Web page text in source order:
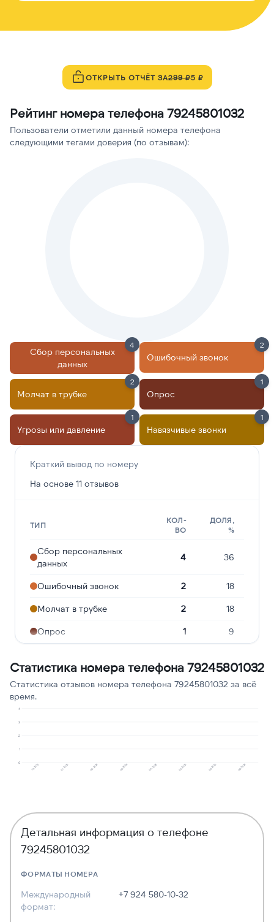
ОТКРЫТЬ ОТЧЁТ ЗА299 ₽5 ₽
Рейтинг номера телефона 79245801032
Пользователи отметили данный номера телефона
следующими тегами доверия (по отзывам):
Сбор персональных
данных
4
Ошибочный звонок
2
Молчат в трубке
2
Опрос
1
Угрозы или давление
1
Навязчивые звонки
1
Краткий вывод по номеру
На основе 11 отзывов
ТИП
КОЛ-
ВО
ДОЛЯ,
%
Сбор персональных
данных
4 36
Ошибочный звонок 2 18
Молчат в трубке 2 18
Опрос 1 9
Навязчивые звонки
Статистика номера телефона 79245801032
Статистика отзывов номера телефона 79245801032 за всё
время.
0
1
2
3
4
12.2025 01.2026 02.2026 03.2026 04.2026 05.2026 06.2026 08.2026
Детальная информация о телефоне
79245801032
ФОРМАТЫ НОМЕРА
Международный
формат:
+7 924 580-10-32